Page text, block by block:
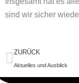
sind wir sicher
Zurück
ZURÜCK
Aktuelles und Ausblick